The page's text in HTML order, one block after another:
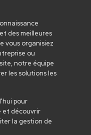
des meilleures
vous organisiez
ou
notre équipe
les solutions les
pour
et découvrir
la gestion de